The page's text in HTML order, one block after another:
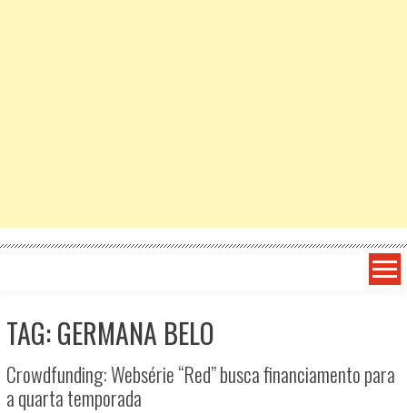
TAG: GERMANA BELO
Crowdfunding: Websérie “Red” busca financiamento para
a quarta temporada